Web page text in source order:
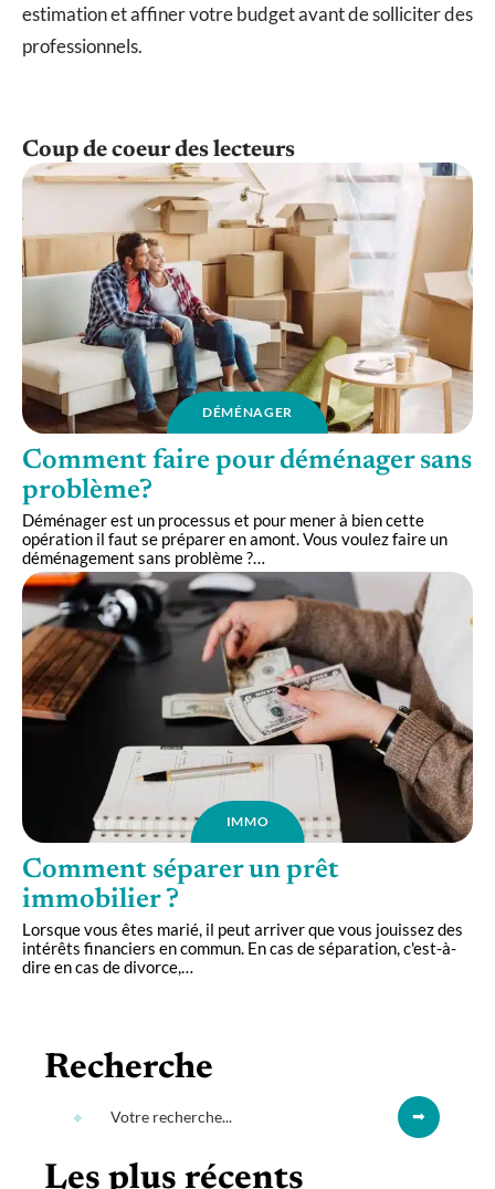
estimation et affiner votre budget avant de solliciter des
professionnels.
Coup de coeur des lecteurs
DÉMÉNAGER
Comment faire pour déménager sans
problème?
Déménager est un processus et pour mener à bien cette
opération il faut se préparer en amont. Vous voulez faire un
déménagement sans problème ?…
IMMO
Comment séparer un prêt
immobilier ?
Lorsque vous êtes marié, il peut arriver que vous jouissez des
intérêts financiers en commun. En cas de séparation, c'est-à-
dire en cas de divorce,…
Recherche
Les plus récents